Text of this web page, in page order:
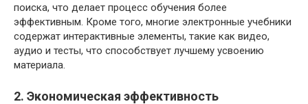
поиска, что делает процесс обучения более
эффективным. Кроме того, многие электронные учебники
содержат интерактивные элементы, такие как видео,
аудио и тесты, что способствует лучшему усвоению
материала.
2. Экономическая эффективность